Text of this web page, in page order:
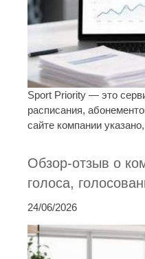
Sport Priority — это
расписания,
сайте компании
Обзор-отзыв о
голоса,
24/06/2026